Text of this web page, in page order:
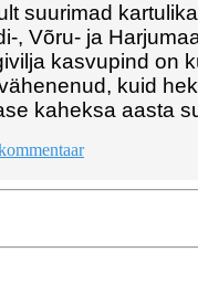
suurimad
, Võru- ja
kasvupind on
kuid
kaheksa aasta